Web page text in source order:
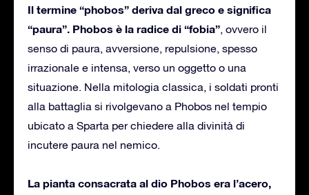
Il termine “phobos” deriva dal greco e significa
“paura”. Phobos è la radice di “fobia”, ovvero il
senso di paura, avversione, repulsione, spesso
irrazionale e intensa, verso un oggetto o una
situazione. Nella mitologia classica, i soldati pronti
alla battaglia si rivolgevano a Phobos nel tempio
ubicato a Sparta per chiedere alla divinità di
incutere paura nel nemico.
La pianta consacrata al dio Phobos era l’acero,